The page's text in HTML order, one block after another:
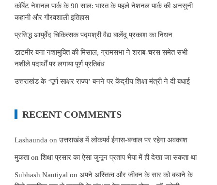
कॉर्बेट नेशनल पार्क के 90 साल: भारत के पहले नेशनल पार्क की अनसुनी
कहानी और गौरवशाली इतिहास
प्रसिद्ध आयुर्वेद चिकित्सक पद्मश्री वैद्य बालेंदु प्रकाश का निधन
डाटमीर बना नशामुक्ति की मिसाल, ग्रामसभा ने शराब-चरस समेत सभी
नशीले पदार्थों पर लगाया पूर्ण प्रतिबंध
उत्तराखंड के ‘पूर्ण साक्षर राज्य’ बनने पर केंद्रीय शिक्षा मंत्री ने दी बधाई
RECENT COMMENTS
Lashaunda onउत्तराखंड में लोकपर्व ईगास-बग्वाल पर रहेगा अवकाश
मुकताonशिक्षा प्रसार का ऐसा जुनून प्रताप भैया में ही देखा जा सकता था
Subhash Nautiyal on अपने अस्तित्व और जीवन के सार को बचाने के